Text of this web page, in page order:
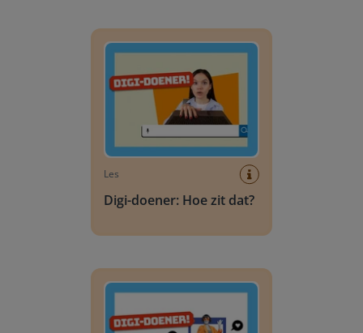
Les
Digi-doener: Hoe zit dat?